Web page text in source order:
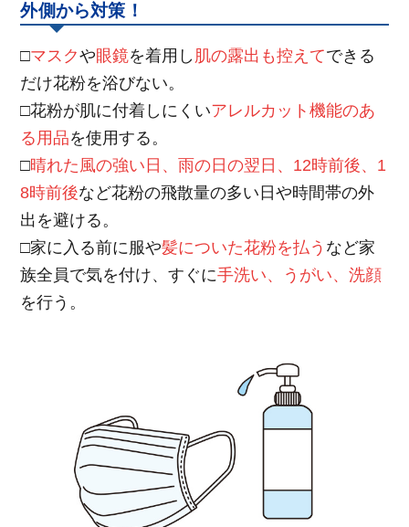
外側から対策！
□マスクや眼鏡を着用し 肌の露出も控えてできる
だけ花粉を浴びない。
□花粉が肌に付着しにくいアレルカット機能のあ
る用品を使用する。
□晴れた風の強い日、雨の日の翌日、12時前後、1
8時前後など花粉の飛散量の多い日や時間帯の外
出を避ける。
□家に入る前に服や髪についた花粉を払う など家
族全員で気を付け、すぐに手洗い、うがい、洗顔
を行う。